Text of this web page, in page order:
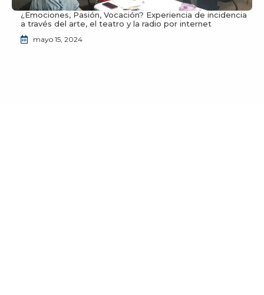
¿Emociones, Pasión, Vocación? Experiencia de incidencia
a través del arte, el teatro y la radio por internet
mayo 15, 2024